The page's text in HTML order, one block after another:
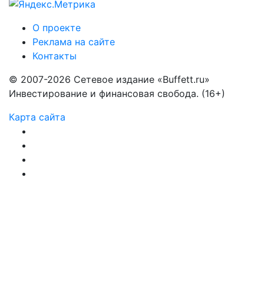
О проекте
Реклама на сайте
Контакты
© 2007-2026 Сетевое издание «Buffett.ru»
Инвестирование и финансовая свобода. (16+)
Карта сайта